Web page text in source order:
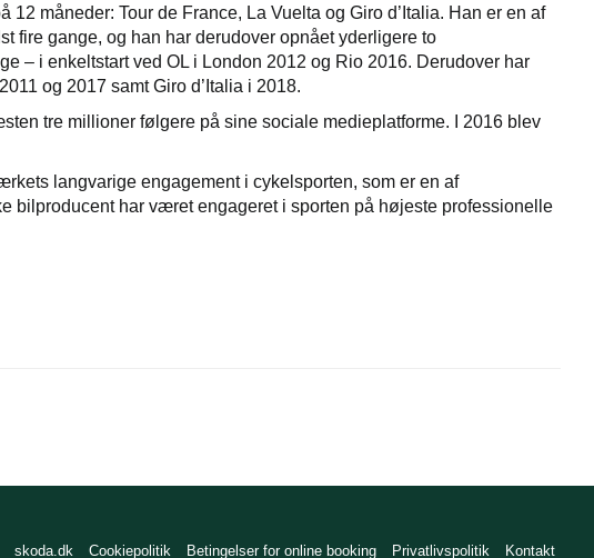
måneder: Tour de France, La Vuelta og Giro d’Italia. Han er en af
fire gange, og han har derudover opnået yderligere to
– i enkeltstart ved OL i London 2012 og Rio 2016. Derudover har
og 2017 samt Giro d’Italia i 2018.
tre millioner følgere på sine sociale medieplatforme. I 2016 blev
langvarige engagement i cykelsporten, som er en af
bilproducent har været engageret i sporten på højeste professionelle
skoda.dk Cookiepolitik Betingelser for online booking Privatlivspolitik Kontakt